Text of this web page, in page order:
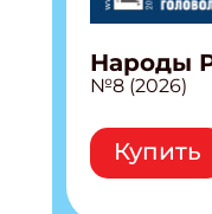
Народы
№8 (2026)
Купить